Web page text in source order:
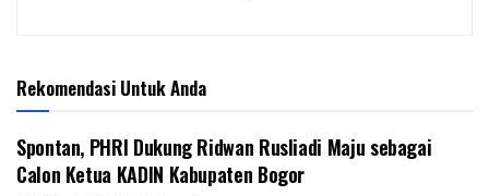
Rekomendasi Untuk Anda
Spontan, PHRI Dukung Ridwan Rusliadi Maju sebagai
Calon Ketua KADIN Kabupaten Bogor